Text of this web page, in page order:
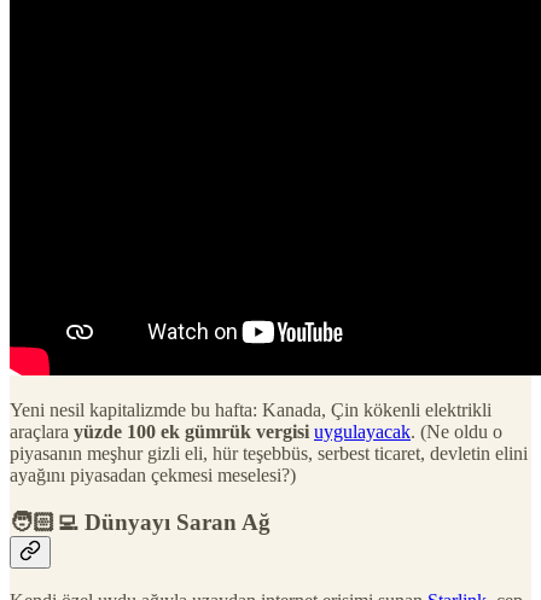
Yeni nesil kapitalizmde bu hafta: Kanada, Çin kökenli elektrikli
araçlara yüzde 100 ek gümrük vergisi uygulayacak. (Ne oldu o
piyasanın meşhur gizli eli, hür teşebbüs, serbest ticaret, devletin elini
ayağını piyasadan çekmesi meselesi?)
🧑🏻‍💻 Dünyayı Saran Ağ